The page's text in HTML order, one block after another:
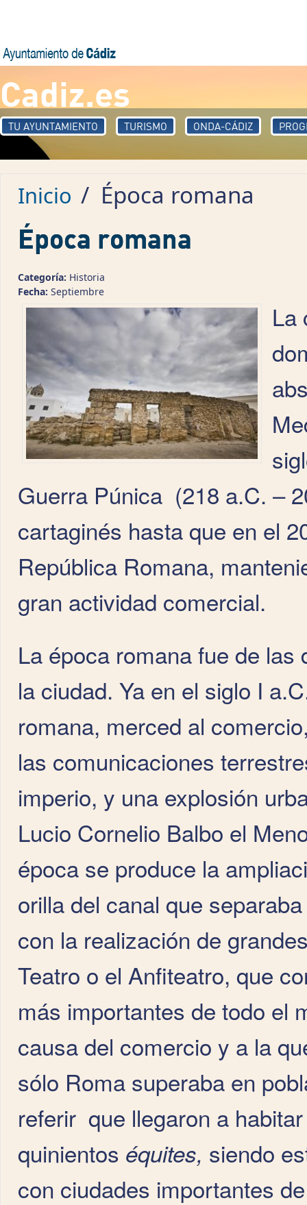
Cadiz.es
TU AYUNTAMIENTO TURISMO ONDA-CÁDIZ
Inicio / Época romana
Época romana
Categoría: Historia
Fecha: Septiembre
La
Guerra Púnica (218 a.C. –
cartaginés hasta que en el
República Romana,
gran actividad comercial.
La época romana fue de
la ciudad. Ya en el siglo I
romana, merced al
las comunicaciones
imperio, y una explosión
Lucio Cornelio Balbo el
época se produce la
orilla del canal que
con la realización de
Teatro o el Anfiteatro, que
más importantes de todo el
causa del comercio y a la
sólo Roma superaba en
referir que llegaron a
quinientos équites, siendo
con ciudades importantes